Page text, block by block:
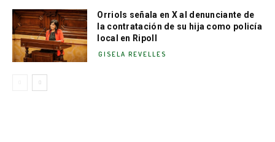
Orriols señala en X al denunciante de
la contratación de su hija como policía
local en Ripoll
GISELA REVELLES